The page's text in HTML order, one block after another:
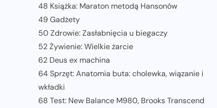
48 Książka: Maraton metodą Hansonów
49 Gadżety
50 Zdrowie: Zasłabnięcia u biegaczy
52 Żywienie: Wielkie żarcie
62 Deus ex machina
64 Sprzęt: Anatomia buta: cholewka, wiązanie i
wkładki
68 Test: New Balance M980, Brooks Transcend